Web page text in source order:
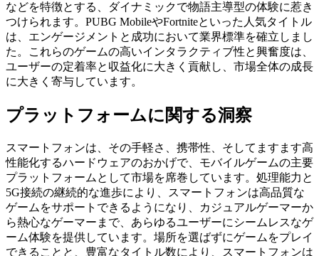
などを特徴とする、ダイナミックで物語主導型の体験に惹き
つけられます。PUBG MobileやFortniteといった人気タイトル
は、エンゲージメントと成功において業界標準を確立しまし
た。これらのゲームの高いインタラクティブ性と興奮度は、
ユーザーの定着率と収益化に大きく貢献し、市場全体の成長
に大きく寄与しています。
プラットフォームに関する洞察
スマートフォンは、その手軽さ、携帯性、そしてますます高
性能化するハードウェアのおかげで、モバイルゲームの主要
プラットフォームとして市場を席巻しています。処理能力と
5G接続の継続的な進歩により、スマートフォンは高品質な
ゲームをサポートできるようになり、カジュアルゲーマーか
ら熱心なゲーマーまで、あらゆるユーザーにシームレスなゲ
ーム体験を提供しています。場所を選ばずにゲームをプレイ
できることと、豊富なタイトル数により、スマートフォンは